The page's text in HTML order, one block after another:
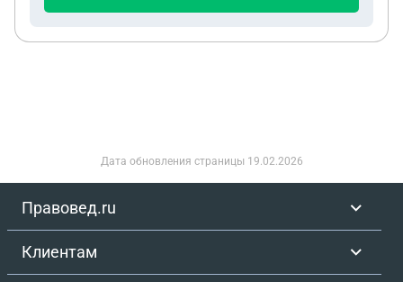
Дата обновления страницы 19.02.2026
Правовед.ru
Клиентам